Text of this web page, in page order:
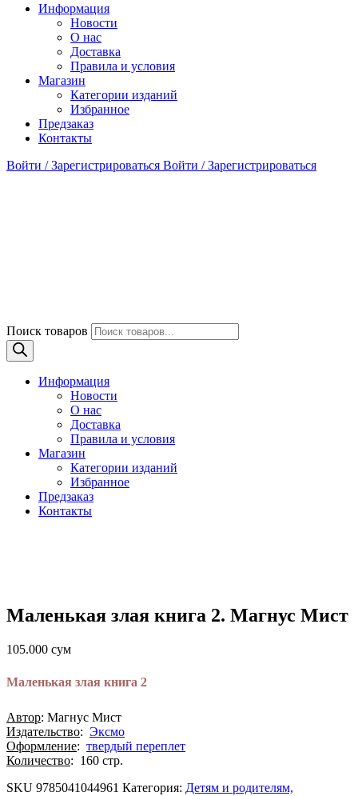
Информация
Новости
О нас
Доставка
Правила и условия
Магазин
Категории изданий
Избранное
Предзаказ
Контакты
Войти / Зарегистрироваться Войти / Зарегистрироваться
Поиск товаров
Информация
Новости
О нас
Доставка
Правила и условия
Магазин
Категории изданий
Избранное
Предзаказ
Контакты
Маленькая злая книга 2. Магнус Мист
105.000 сум
Маленькая злая книга 2
Автор: Магнус Мист
Издательство: Эксмо
Оформление: твердый переплет
Количество: 160 стр.
SKU 9785041044961 Категория: Детям и родителям,